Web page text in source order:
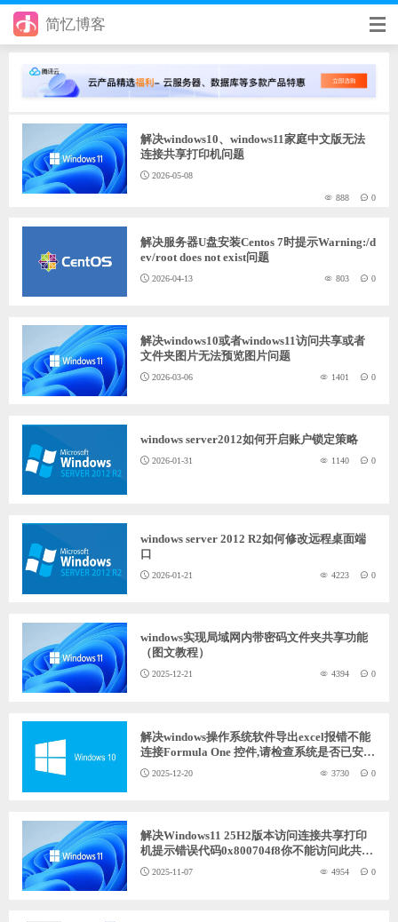
简忆博客
首页
前端
手册
在线工具
优秀个人博客
省钱帮
解决windows10、windows11家庭中文版无法
连接共享打印机问题
2026-05-08
888 0
解决服务器U盘安装Centos 7时提示Warning:/d
ev/root does not exist问题
2026-04-13 803 0
解决windows10或者windows11访问共享或者
文件夹图片无法预览图片问题
2026-03-06 1401 0
windows server2012如何开启账户锁定策略
2026-01-31 1140 0
windows server 2012 R2如何修改远程桌面端
口
2026-01-21 4223 0
windows实现局域网内带密码文件夹共享功能
（图文教程）
2025-12-21 4394 0
解决windows操作系统软件导出excel报错不能
连接Formula One 控件,请检查系统是否已安装
或已注册该控件!
2025-12-20 3730 0
解决Windows11 25H2版本访问连接共享打印
机提示错误代码0x800704f8你不能访问此共享
文件夹
2025-11-07 4954 0